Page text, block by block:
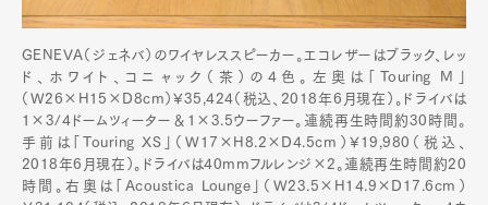
GENEVA（ジェネバ）のワイヤレススピーカー。エコレザーはブラック、レッ
ド、ホワイト、コニャック（茶）の4色。左奥は「Touring M」
（W26×H15×D8cm）¥35,424（税込、2018年6月現在）。ドライバは
1×3/4ドームツィーター＆1×3.5ウーファー。連続再生時間約30時間。
手前は「Touring XS」（W17×H8.2×D4.5cm）¥19,980（税込、
2018年6月現在）。ドライバは40mmフルレンジ×2。連続再生時間約20
時間。右奥は「Acoustica Lounge」（W23.5×H14.9×D17.6cm）